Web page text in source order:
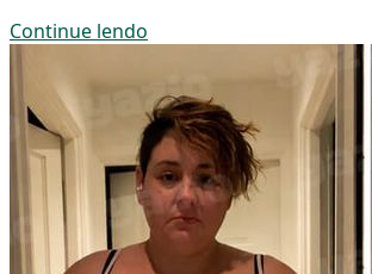
Continue lendo